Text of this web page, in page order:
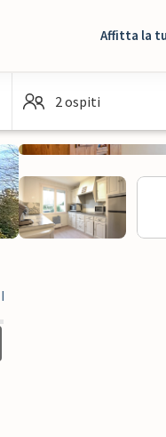
Affitta la
2 ospiti
Informazioni legali